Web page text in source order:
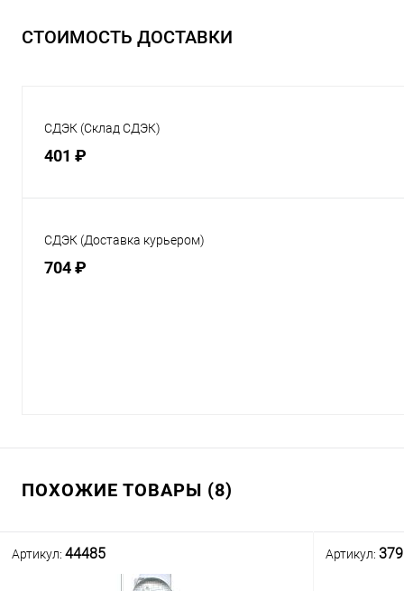
СТОИМОСТЬ ДОСТАВКИ
СДЭК (Склад СДЭК)
401 ₽
СДЭК (Доставка курьером)
704 ₽
ПОХОЖИЕ ТОВАРЫ (8)
Артикул: 44485 Артикул: